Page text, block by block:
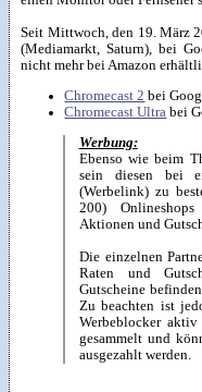
Seit Mittwoch, den 19. März
(Mediamarkt, Saturn), bei
nicht mehr bei Amazon
Chromecast 2 bei
Chromecast Ultra bei
Werbung:
Ebenso wie beim
sein diesen bei
(Werbelink) zu
200)
Aktionen und
Die einzelnen
Raten und
Gutscheine
Zu beachten ist
Werbeblocker
gesammelt und
ausgezahlt werden.